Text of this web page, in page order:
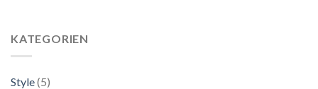
KATEGORIEN
Style(5)